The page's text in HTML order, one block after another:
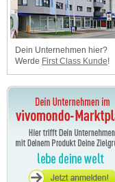
Dein Unternehmen hier?
Werde First Class Kunde!